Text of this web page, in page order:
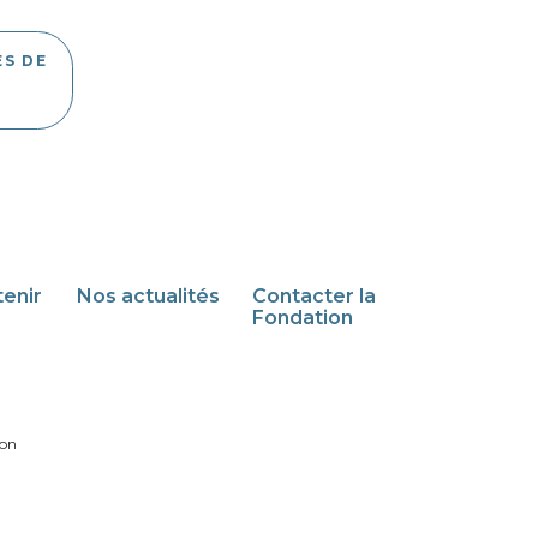
DE
Nos actualités
Contacter la
Fondation